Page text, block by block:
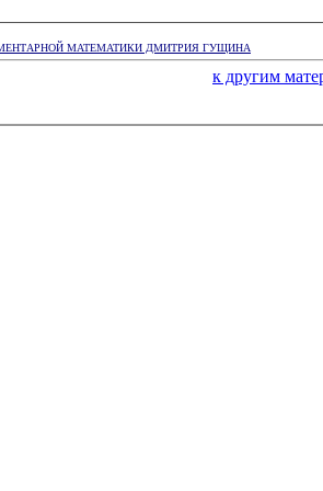
МАТЕМАТИКИ ДМИТРИЯ ГУЩИНА
к другим